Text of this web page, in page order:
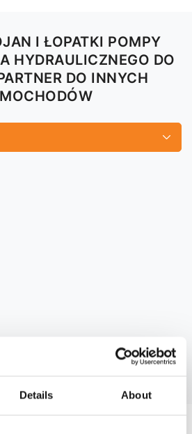
Details About
I ŁOPATKI POMPY
HYDRAULICZNEGO DO
DO INNYCH